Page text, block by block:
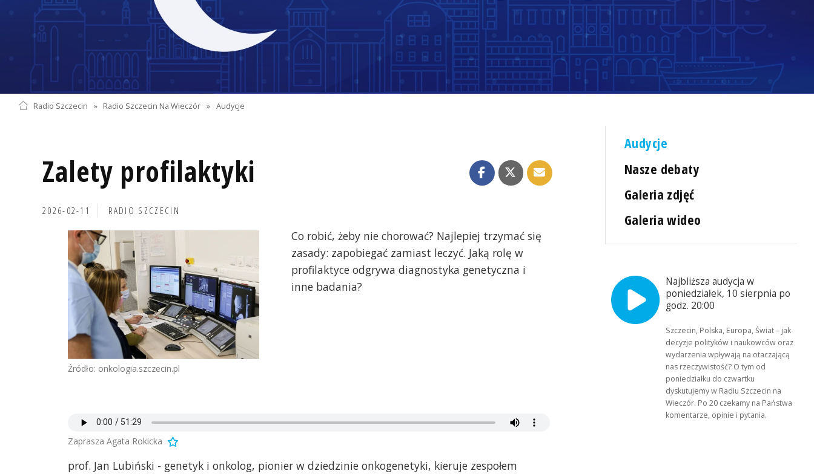
Radio Szczecin » Radio Szczecin Na Wieczór » Audycje
Zalety profilaktyki
2026-02-11 RADIO SZCZECIN
Źródło: onkologia.szczecin.pl
Co robić, żeby nie chorować? Najlepiej trzymać się
zasady: zapobiegać zamiast leczyć. Jaką rolę w
profilaktyce odgrywa diagnostyka genetyczna i
inne badania?
Zaprasza Agata Rokicka
prof. Jan Lubiński - genetyk i onkolog, pionier w dziedzinie onkogenetyki, kieruje zespołem
Audycje
Nasze debaty
Galeria zdjęć
Galeria wideo
Najbliższa audycja w
poniedziałek, 10 sierpnia po
godz. 20:00
Szczecin, Polska, Europa, Świat – jak
decyzje polityków i naukowców oraz
wydarzenia wpływają na otaczającą
nas rzeczywistość? O tym od
poniedziałku do czwartku
dyskutujemy w Radiu Szczecin na
Wieczór. Po 20 czekamy na Państwa
komentarze, opinie i pytania.